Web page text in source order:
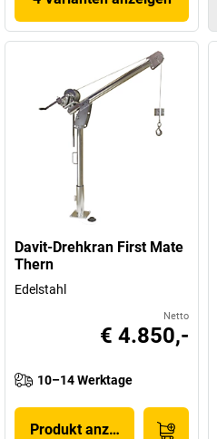
Davit-Drehkran First Mate
Thern
Edelstahl
Netto
€ 4.850,-
10–14 Werktage
Produkt anzeigen